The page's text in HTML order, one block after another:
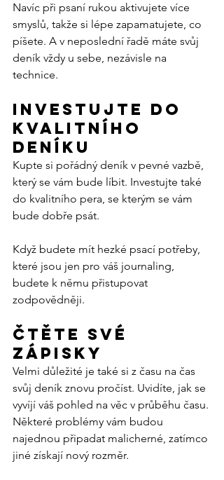
Navíc při psaní rukou aktivujete více
smyslů, takže si lépe zapamatujete, co
píšete. A v neposlední řadě máte svůj
deník vždy u sebe, nezávisle na
technice.
Investujte do
kvalitního
deníku
Kupte si pořádný deník v pevné vazbě,
který se vám bude líbit. Investujte také
do kvalitního pera, se kterým se vám
bude dobře psát.
Když budete mít hezké psací potřeby,
které jsou jen pro váš journaling,
budete k němu přistupovat
zodpovědněji.
Čtěte své
zápisky
Velmi důležité je také si z času na čas
svůj deník znovu pročíst. Uvidíte, jak se
vyvíjí váš pohled na věc v průběhu času.
Některé problémy vám budou
najednou připadat malicherné, zatímco
jiné získají nový rozměr.